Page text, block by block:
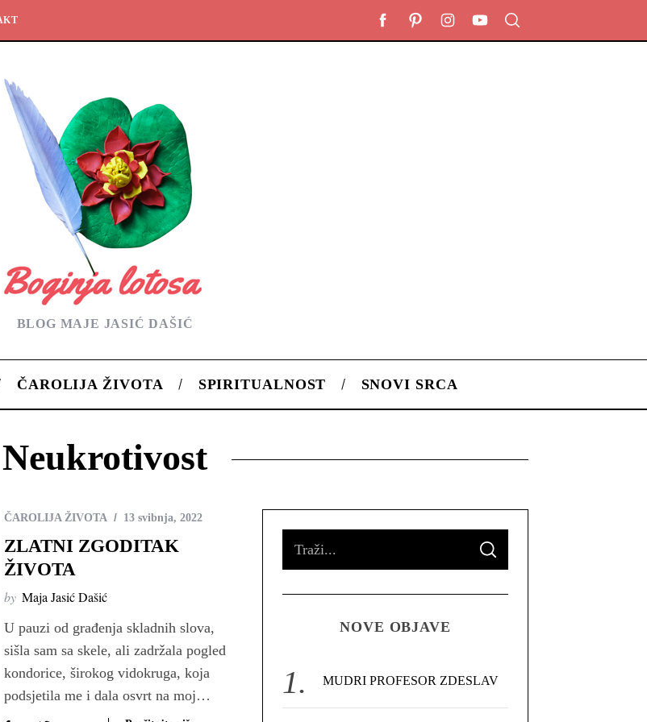
BLOG MAJE JASIĆ DAŠIĆ
ČAROLIJA ŽIVOTA SPIRITUALNOST SNOVI SRCA
Neukrotivost
ČAROLIJA ŽIVOTA 13 svibnja, 2022
ZLATNI ZGODITAK
ŽIVOTA
by Maja Jasić Dašić
U pauzi od građenja skladnih slova,
sišla sam sa skele, ali zadržala pogled
kondorice, širokog vidokruga, koja
podsjetila me i dala osvrt na moj…
o
S
A
C
NOVE OBJAVE
MUDRI PROFESOR ZDESLAV